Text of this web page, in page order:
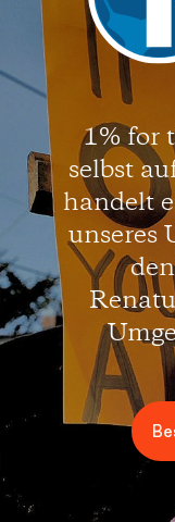
1% for
selbst
handelt
unseres